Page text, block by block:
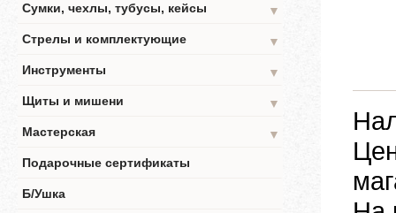
Сумки, чехлы, тубусы, кейсы
▼
Стрелы и комплектующие
▼
Инструменты
▼
Щиты и мишени
▼
Мастерская
▼
Подарочные сертификаты
Б/Ушка